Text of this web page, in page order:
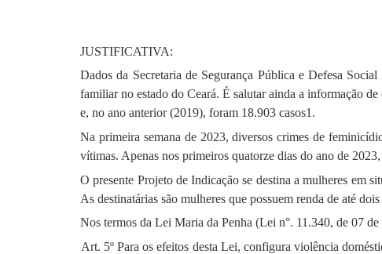
JUSTIFICATIVA:
Dados da Secretaria de Segurança Pública e Defesa
familiar no estado do Ceará. É salutar ainda a informação
e, no ano anterior (2019), foram 18.903 casos1.
Na primeira semana de 2023, diversos crimes de
vítimas. Apenas nos primeiros quatorze dias do ano de
O presente Projeto de Indicação se destina a mulheres em
As destinatárias são mulheres que possuem renda de até
Nos termos da Lei Maria da Penha (Lei n°. 11.340, de 07
Art. 5º Para os efeitos desta Lei, configura violência